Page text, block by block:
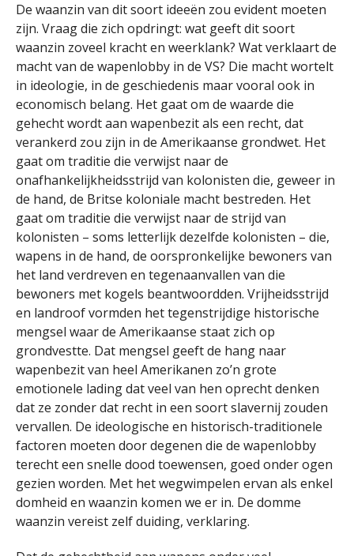
De waanzin van dit soort ideeën zou evident moeten
zijn. Vraag die zich opdringt: wat geeft dit soort
waanzin zoveel kracht en weerklank? Wat verklaart de
macht van de wapenlobby in de VS? Die macht wortelt
in ideologie, in de geschiedenis maar vooral ook in
economisch belang. Het gaat om de waarde die
gehecht wordt aan wapenbezit als een recht, dat
verankerd zou zijn in de Amerikaanse grondwet. Het
gaat om traditie die verwijst naar de
onafhankelijkheidsstrijd van kolonisten die, geweer in
de hand, de Britse koloniale macht bestreden. Het
gaat om traditie die verwijst naar de strijd van
kolonisten – soms letterlijk dezelfde kolonisten – die,
wapens in de hand, de oorspronkelijke bewoners van
het land verdreven en tegenaanvallen van die
bewoners met kogels beantwoordden. Vrijheidsstrijd
en landroof vormden het tegenstrijdige historische
mengsel waar de Amerikaanse staat zich op
grondvestte. Dat mengsel geeft de hang naar
wapenbezit van heel Amerikanen zo’n grote
emotionele lading dat veel van hen oprecht denken
dat ze zonder dat recht in een soort slavernij zouden
vervallen. De ideologische en historisch-traditionele
factoren moeten door degenen die de wapenlobby
terecht een snelle dood toewensen, goed onder ogen
gezien worden. Met het wegwimpelen ervan als enkel
domheid en waanzin komen we er in. De domme
waanzin vereist zelf duiding, verklaring.